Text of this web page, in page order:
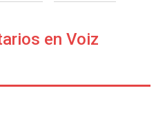
en Voiz